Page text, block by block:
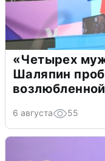
«Четырех
Шаляпин
возлюбленной
6 августа 55